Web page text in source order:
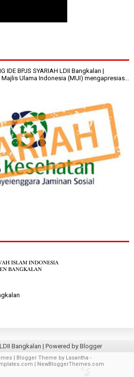
IDE BPJS SYARIAH LDII Bangkalan |
Ulama Indonesia (MUI) mengapresias...
LDII Bangkalan | Powered by Blogger
| Blogger Theme by Lasantha -
| NewBloggerThemes.com